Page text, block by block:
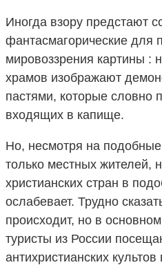
Иногда взору предстают
фантасмагорические для
мировоззрения картины :
храмов изображают
пастями, которые словно
входящих в капище.
Но, несмотря на
только местных жителей,
христианских стран в
ослабевает. Трудно
происходит, но в
туристы из России
антихристианских